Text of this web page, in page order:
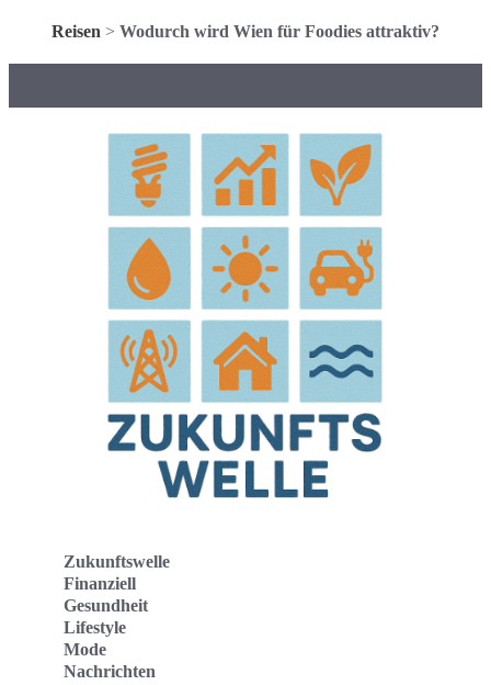
Reisen > Wodurch wird Wien für Foodies attraktiv?
Zukunftswelle
Finanziell
Gesundheit
Lifestyle
Mode
Nachrichten